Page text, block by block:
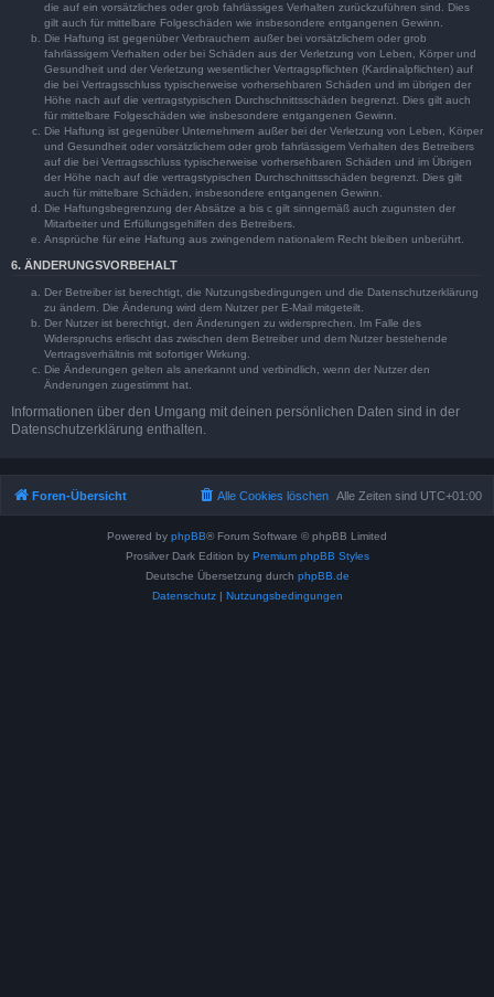
die auf ein vorsätzliches oder grob fahrlässiges Verhalten zurückzuführen sind. Dies
gilt auch für mittelbare Folgeschäden wie insbesondere entgangenen Gewinn.
Die Haftung ist gegenüber Verbrauchern außer bei vorsätzlichem oder grob
fahrlässigem Verhalten oder bei Schäden aus der Verletzung von Leben, Körper und
Gesundheit und der Verletzung wesentlicher Vertragspflichten (Kardinalpflichten) auf
die bei Vertragsschluss typischerweise vorhersehbaren Schäden und im übrigen der
Höhe nach auf die vertragstypischen Durchschnittsschäden begrenzt. Dies gilt auch
für mittelbare Folgeschäden wie insbesondere entgangenen Gewinn.
Die Haftung ist gegenüber Unternehmern außer bei der Verletzung von Leben, Körper
und Gesundheit oder vorsätzlichem oder grob fahrlässigem Verhalten des Betreibers
auf die bei Vertragsschluss typischerweise vorhersehbaren Schäden und im Übrigen
der Höhe nach auf die vertragstypischen Durchschnittsschäden begrenzt. Dies gilt
auch für mittelbare Schäden, insbesondere entgangenen Gewinn.
Die Haftungsbegrenzung der Absätze a bis c gilt sinngemäß auch zugunsten der
Mitarbeiter und Erfüllungsgehilfen des Betreibers.
Ansprüche für eine Haftung aus zwingendem nationalem Recht bleiben unberührt.
6. ÄNDERUNGSVORBEHALT
Der Betreiber ist berechtigt, die Nutzungsbedingungen und die Datenschutzerklärung
zu ändern. Die Änderung wird dem Nutzer per E-Mail mitgeteilt.
Der Nutzer ist berechtigt, den Änderungen zu widersprechen. Im Falle des
Widerspruchs erlischt das zwischen dem Betreiber und dem Nutzer bestehende
Vertragsverhältnis mit sofortiger Wirkung.
Die Änderungen gelten als anerkannt und verbindlich, wenn der Nutzer den
Änderungen zugestimmt hat.
Informationen über den Umgang mit deinen persönlichen Daten sind in der
Datenschutzerklärung enthalten.
Foren-Übersicht Alle Zeiten sind UTC+01:00
Alle Cookies löschen
Powered by phpBB® Forum Software © phpBB Limited
Prosilver Dark Edition by Premium phpBB Styles
Deutsche Übersetzung durch phpBB.de
Datenschutz| Nutzungsbedingungen